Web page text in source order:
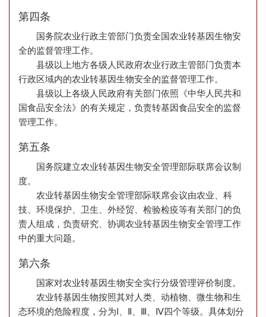
第四条
国务院农业行政主管部门负责全国农业转基因生物安
全的监督管理工作。
县级以上地方各级人民政府农业行政主管部门负责本
行政区域内的农业转基因生物安全的监督管理工作。
县级以上各级人民政府有关部门依照《中华人民共和
国食品安全法》的有关规定，负责转基因食品安全的监督
管理工作。
第五条
国务院建立农业转基因生物安全管理部际联席会议制
度。
农业转基因生物安全管理部际联席会议由农业、科
技、环境保护、卫生、外经贸、检验检疫等有关部门的负
责人组成，负责研究、协调农业转基因生物安全管理工作
中的重大问题。
第六条
国家对农业转基因生物安全实行分级管理评价制度。
农业转基因生物按照其对人类、动植物、微生物和生
态环境的危险程度，分为I、Ⅱ、Ⅲ、Ⅳ四个等级。具体划分